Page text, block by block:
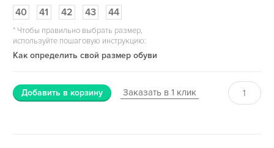
40 41 42 43 44
*Чтобы правильно выбрать размер,
используйте пошаговую инструкцию:
Как определить свой размер обуви
Добавить в корзину Заказать в 1 клик